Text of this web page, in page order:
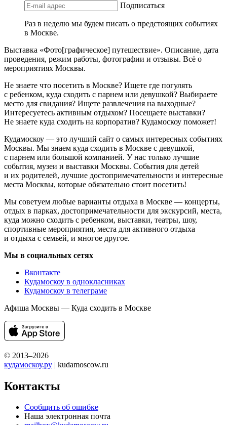
Подписаться
Раз в неделю мы будем писать о предстоящих событиях
в Москве.
Выставка «Фото[графическое] путешествие». Описание, дата
проведения, режим работы, фотографии и отзывы. Всё о
мероприятиях Москвы.
Не знаете что посетить в Москве? Ищете где погулять
с ребенком, куда сходить с парнем или девушкой? Выбираете
место для свидания? Ищете развлечения на выходные?
Интересуетесь активным отдыхом? Посещаете выставки?
Не знаете куда сходить на корпоратив? Кудамоскоу поможет!
Кудамоскоу — это лучший сайт о самых интересных событиях
Москвы. Мы знаем куда сходить в Москве с девушкой,
с парнем или большой компанией. У нас только лучшие
события, музеи и выставки Москвы. События для детей
и их родителей, лучшие достопримечательности и интересные
места Москвы, которые обязательно стоит посетить!
Мы советуем любые варианты отдыха в Москве — концерты,
отдых в парках, достопримечательности для экскурсий, места,
куда можно сходить с ребенком, выставки, театры, шоу,
спортивные мероприятия, места для активного отдыха
и отдыха с семьей, и многое другое.
Мы в социальных сетях
Вконтакте
Кудамоскоу в однокласниках
Кудамоскоу в телеграме
Афиша Москвы — Куда сходить в Москве
© 2013–2026
кудамоскоу.ру | kudamoscow.ru
Контакты
Сообщить об ошибке
Наша электронная почта